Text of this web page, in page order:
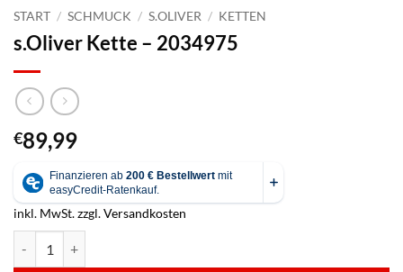
START / SCHMUCK / S.OLIVER / KETTEN
s.Oliver Kette – 2034975
€89,99
inkl. MwSt.zzgl.Versandkosten